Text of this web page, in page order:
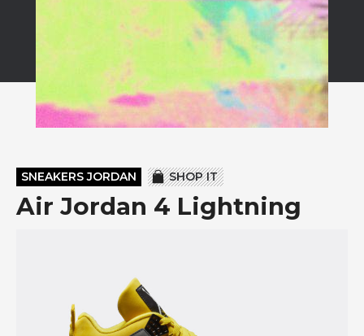
SNEAKERS JORDAN SHOP IT
Air Jordan 4 Lightning